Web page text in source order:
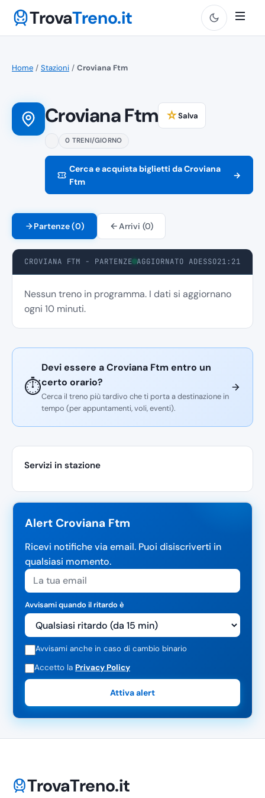
TrovaTreno.it
Home / Stazioni / Croviana Ftm
Croviana Ftm ☆Salva
0 TRENI/GIORNO
Cerca e acquista biglietti da Croviana
Ftm
→
Partenze (0) Arrivi (0)
CROVIANA FTM - PARTENZE AGGIORNATO ADESSO21:21
Nessun treno in programma. I dati si aggiornano
ogni 10 minuti.
⏱️
Devi essere a Croviana Ftm entro un
certo orario?
Cerca il treno più tardivo che ti porta a destinazione in
tempo (per appuntamenti, voli, eventi).
Servizi in stazione
Alert Croviana Ftm
Ricevi notifiche via email. Puoi disiscriverti in
qualsiasi momento.
Avvisami quando il ritardo è
Avvisami anche in caso di cambio binario
Accetto la Privacy Policy
Attiva alert
TrovaTreno.it